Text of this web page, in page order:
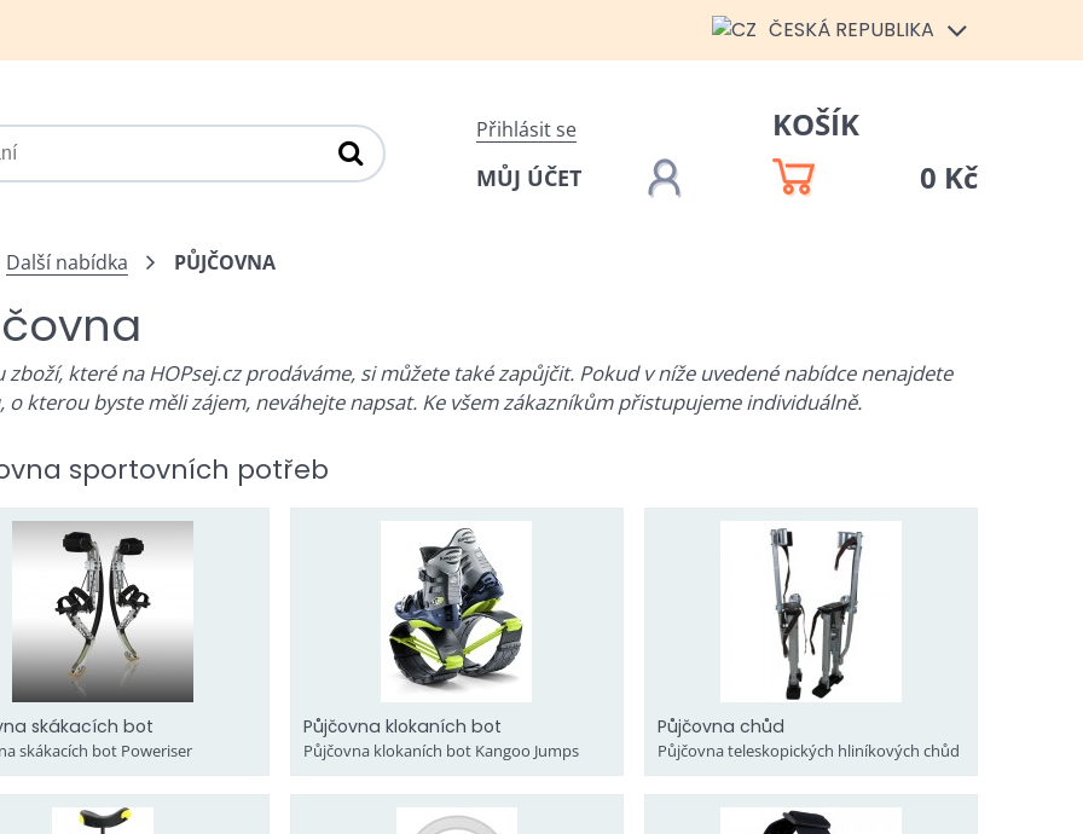
ČESKÁ REPUBLIKA
Přihlásit se
MŮJ ÚČET
KOŠÍK
0 Kč
Další nabídka PŮJČOVNA
zboží, které na HOPsej.cz prodáváme, si můžete také zapůjčit. Pokud v níže uvedené nabídce nenajdete
o kterou byste měli zájem, neváhejte napsat. Ke všem zákazníkům přistupujeme individuálně.
sportovních potřeb
skákacích bot
skákacích bot Poweriser
Půjčovna klokaních bot
Půjčovna klokaních bot Kangoo Jumps
Půjčovna chůd
Půjčovna teleskopických hliníkových chůd